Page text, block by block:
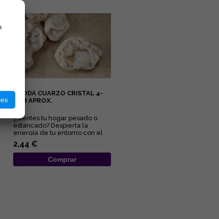
GEODA CUARZO CRISTAL 4-
6CM APROX.
¿Sientes tu hogar pesado o
estancado? Despierta la
energía de tu entorno con el
sanador maestro de la
naturale...
2,44 €
Comprar